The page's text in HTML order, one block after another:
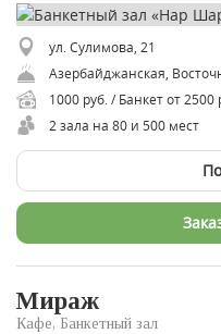
ул. Сулимова, 21
1000 руб. / Банкет от 2500
2 зала на 80 и 500 мест
Мираж
Кафе, Банкетный зал